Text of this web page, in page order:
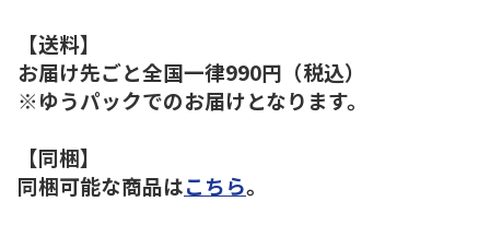
【送料】
お届け先ごと全国一律990円（税込）
※ゆうパックでのお届けとなります。
【同梱】
同梱可能な商品はこちら。